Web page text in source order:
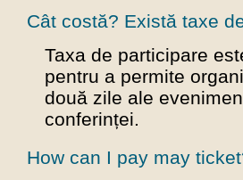
Cât costă? Există taxe
Taxa de participare
pentru a permite
două zile ale
conferinței.
How can I pay may